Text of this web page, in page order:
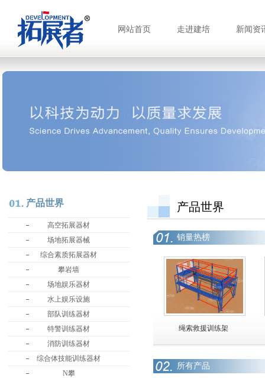
网站首页 走进建培 新闻资
产品世界
高空拓展器材
场地拓展器械
综合素质拓展器材
攀岩墙
场地娱乐器材
水上娱乐设施
部队训练器材
特警训练器材
消防训练器材
综合体技能训练器材
N攀
产品世界
销量热榜
绳索救援训练架
所有产品